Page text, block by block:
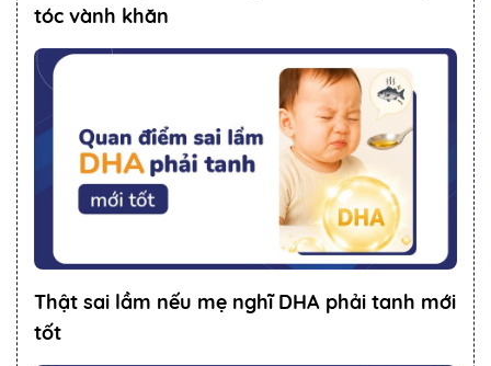
tóc vành khăn
Thật sai lầm nếu mẹ nghĩ DHA phải tanh mới
tốt